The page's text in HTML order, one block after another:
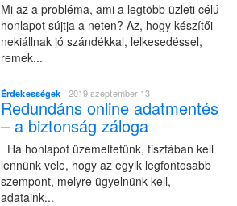
Mi az a probléma, ami a legtöbb üzleti célú
honlapot sújtja a neten? Az, hogy készítői
nekiállnak jó szándékkal, lelkesedéssel,
remek...
Érdekességek | 2019 szeptember 13
Redundáns online adatmentés
– a biztonság záloga
Ha honlapot üzemeltetünk, tisztában kell
lennünk vele, hogy az egyik legfontosabb
szempont, melyre ügyelnünk kell,
adataink...